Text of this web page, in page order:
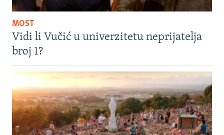
MOST
Vidi li Vučić u univerzitetu neprijatelja
broj 1?